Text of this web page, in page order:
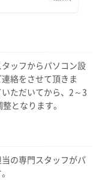
ッフからパソコン設
絡をさせて頂きま
ただいてから、2～3
となります。
の専門スタッフがパ